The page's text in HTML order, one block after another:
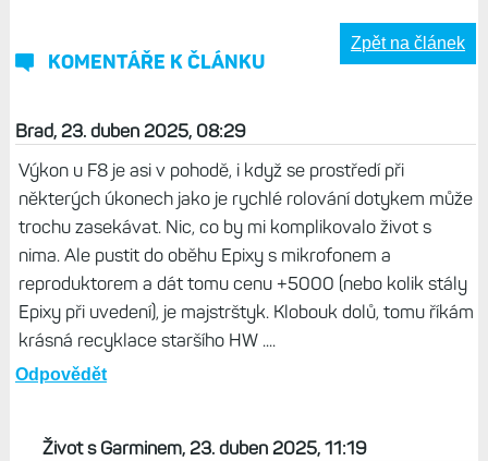
KOMENTÁŘE K ČLÁNKU
Zpět na článek
Brad, 23. duben 2025, 08:29
Výkon u F8 je asi v pohodě, i když se prostředí při
některých úkonech jako je rychlé rolování dotykem může
trochu zasekávat. Nic, co by mi komplikovalo život s
nima. Ale pustit do oběhu Epixy s mikrofonem a
reproduktorem a dát tomu cenu +5000 (nebo kolik stály
Epixy při uvedení), je majstrštyk. Klobouk dolů, tomu říkám
krásná recyklace staršího HW ....
Odpovědět
Život s Garminem, 23. duben 2025, 11:19